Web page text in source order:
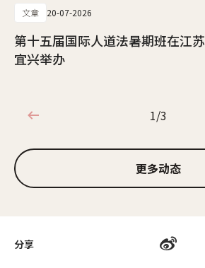
分享
文章 20-07-2026
第十五届国际人道法暑期班在江苏
宜兴举办
1/3
1/3
更多动态